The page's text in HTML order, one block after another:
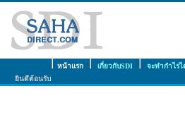
ยินดีต้อนรับ
หน้าแรก เกี่ยวกับSDI จะทำกำไรไ